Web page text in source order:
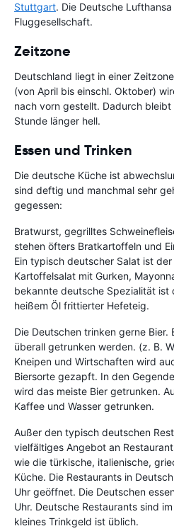
Stuttgart. Die Deutsche
Fluggesellschaft.
Zeitzone
Deutschland liegt in einer
(von April bis einschl. Oktober)
nach vorn gestellt. Dadurch
Stunde länger hell.
Essen und Trinken
Die deutsche Küche ist
sind deftig und manchmal sehr
gegessen:
Bratwurst, gegrilltes
stehen öfters Bratkartoffeln und
Ein typisch deutscher Salat ist
Kartoffelsalat mit Gurken,
bekannte deutsche Spezialität ist
heißem Öl frittierter Hefeteig.
Die Deutschen trinken gerne Bier.
überall getrunken werden. (z. B.
Kneipen und Wirtschaften wird
Biersorte gezapft. In den
wird das meiste Bier getrunken.
Kaffee und Wasser getrunken.
Außer den typisch deutschen
vielfältiges Angebot an
wie die türkische, italienische,
Küche. Die Restaurants in
Uhr geöffnet. Die Deutschen
Uhr. Deutsche Restaurants sind
kleines Trinkgeld ist üblich.